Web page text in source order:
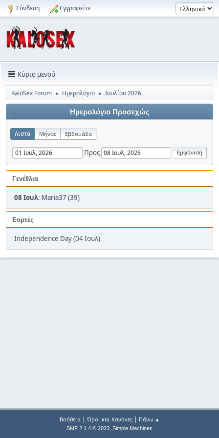
Σύνδεση Εγγραφείτε
Κύριο μενού
KaloSex Forum ► Ημερολόγιο ► Ιουλίου 2026
Ημερολόγιο Προσεχώς
Λίστα Μήνας Εβδομάδα
Προς
Γενέθλια
08 Ιουλ: Maria37 (39)
Εορτές
Independence Day (04 Ιουλ)
Βοήθεια| Όροι και Κανόνες| Πάνω ▲
SMF 2.1.4 © 2023, Simple Machines